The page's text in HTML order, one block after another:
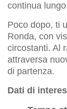
continua
Poco dopo, ti
Ronda, con
circostanti. Al
attraversa
di partenza.
Dati di